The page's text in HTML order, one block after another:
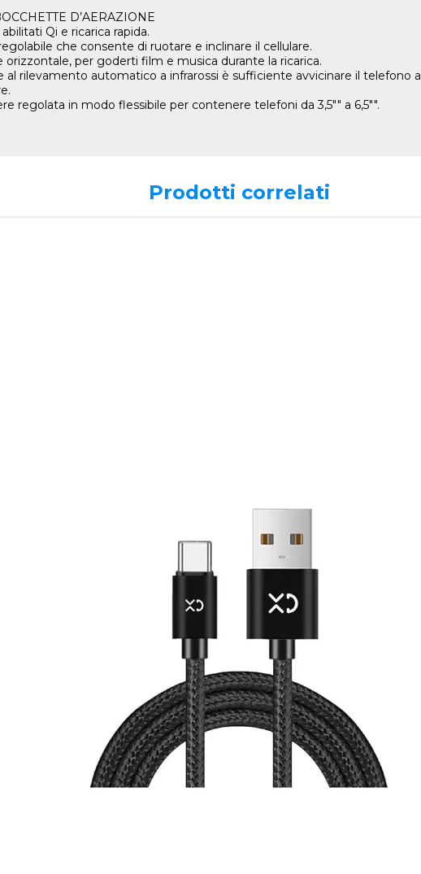
D’AERAZIONE
Qi e ricarica rapida.
che consente di ruotare e inclinare il cellulare.
orizzontale, per goderti film e musica durante la ricarica.
al rilevamento automatico a infrarossi è sufficiente avvicinare il
regolata in modo flessibile per contenere telefoni da 3,5"" a 6,5"".
Prodotti correlati